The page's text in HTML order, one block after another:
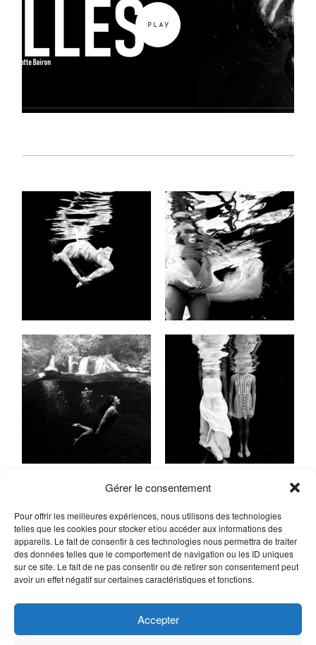
Gérer le consentement
Pour offrir les meilleures expériences, nous utilisons des technologies
telles que les cookies pour stocker et/ou accéder aux informations des
appareils. Le fait de consentir à ces technologies nous permettra de traiter
des données telles que le comportement de navigation ou les ID uniques
sur ce site. Le fait de ne pas consentir ou de retirer son consentement peut
avoir un effet négatif sur certaines caractéristiques et fonctions.
Accepter